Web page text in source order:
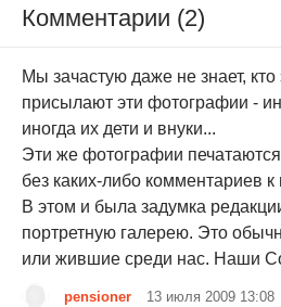
Комментарии (2)
Мы зачастую даже не знает,
присылают эти фотографии -
иногда их дети и внуки...
Эти же фотографии
без каких-либо комментариев к
В этом и была задумка
портретную галерею. Это
или жившие среди нас. Наши
pensioner 13 июля 2009 13:08